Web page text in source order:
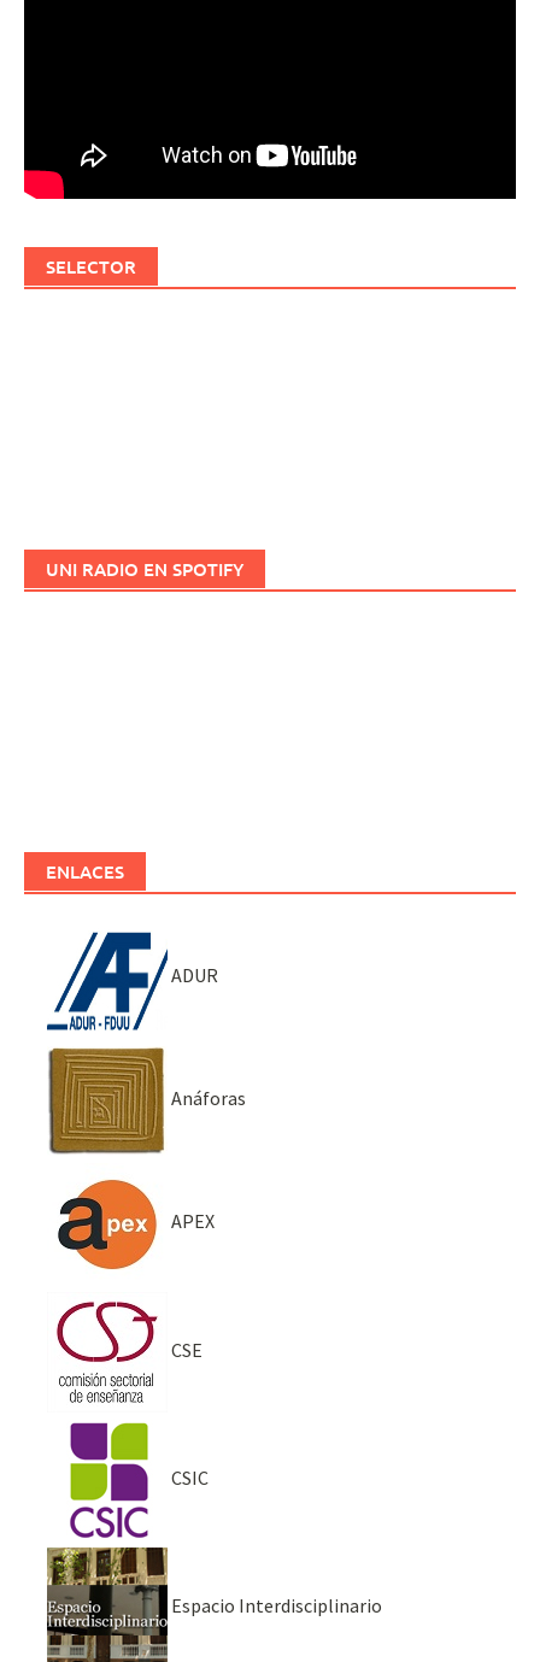
SELECTOR
UNI RADIO EN SPOTIFY
ENLACES
ADUR
Anáforas
APEX
CSE
CSIC
Espacio Interdisciplinario